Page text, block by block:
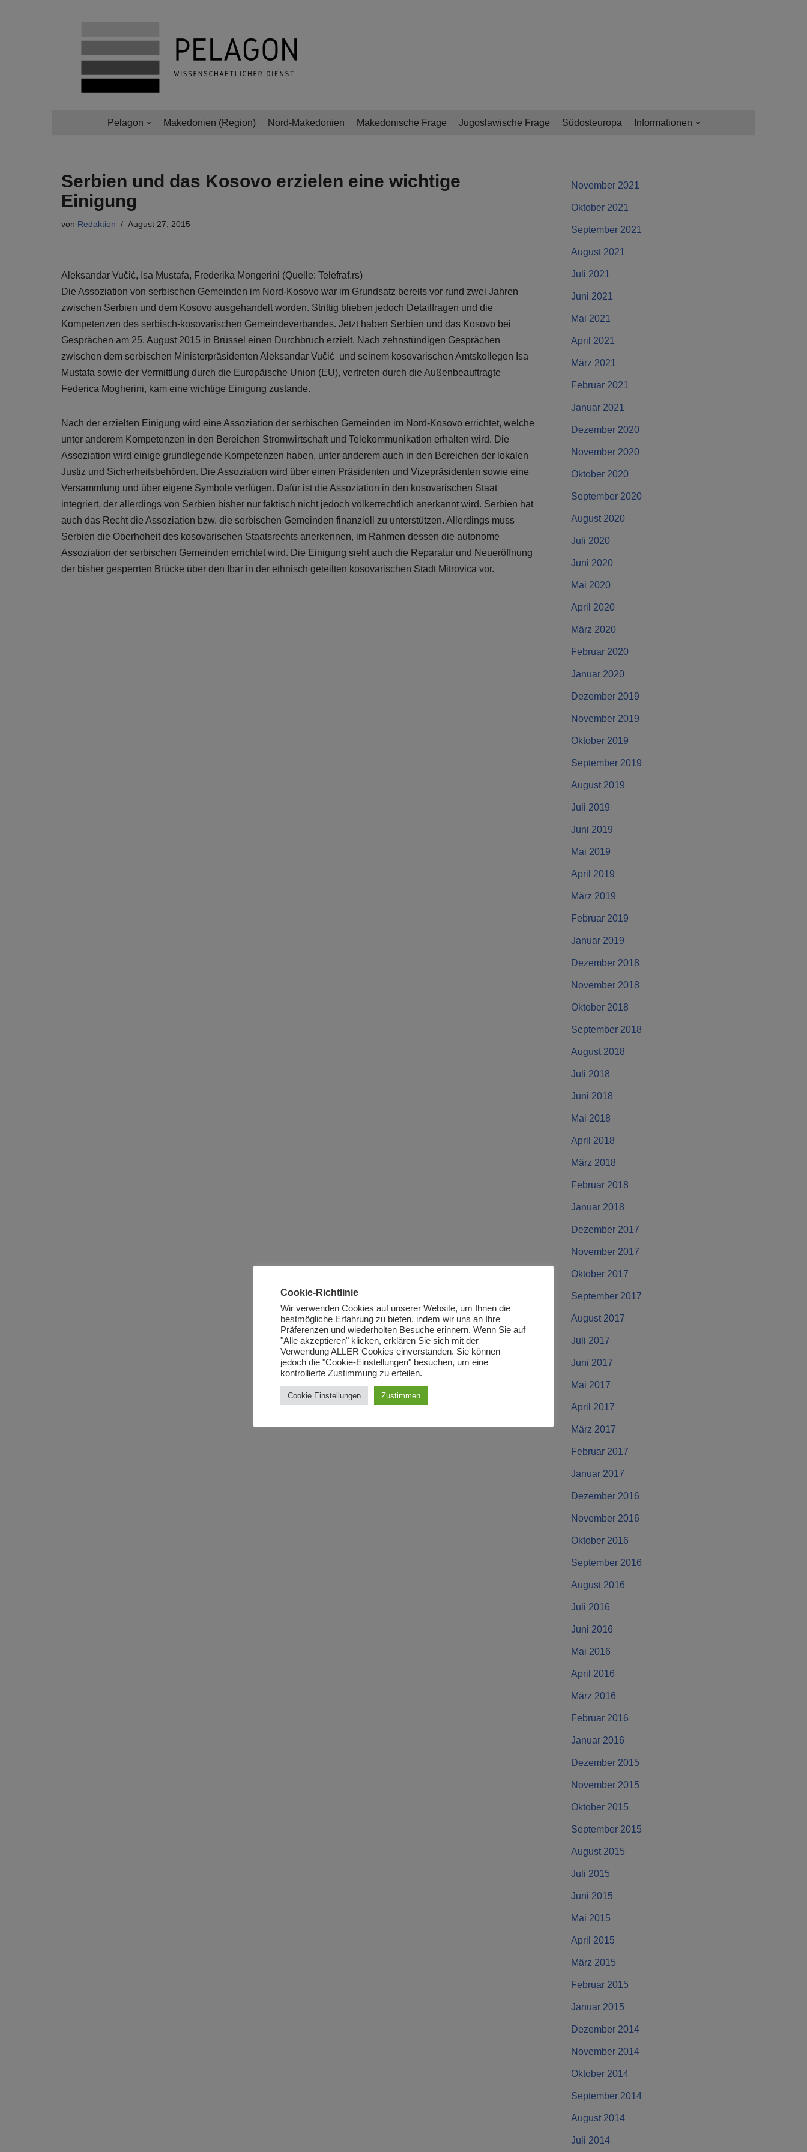
Pelagon Makedonien (Region) Nord-Makedonien Makedonische Frage Jugoslawische Frage Südosteuropa Informationen
Serbien und das Kosovo erzielen eine wichtige
Einigung
von Redaktion August 27, 2015
Aleksandar Vučić, Isa Mustafa, Frederika Mongerini (Quelle: Telefraf.rs)
Die Assoziation von serbischen Gemeinden im Nord-Kosovo war im Grundsatz bereits vor rund zwei Jahren
zwischen Serbien und dem Kosovo ausgehandelt worden. Strittig blieben jedoch Detailfragen und die
Kompetenzen des serbisch-kosovarischen Gemeindeverbandes. Jetzt haben Serbien und das Kosovo bei
Gesprächen am 25. August 2015 in Brüssel einen Durchbruch erzielt. Nach zehnstündigen Gesprächen
zwischen dem serbischen Ministerpräsidenten Aleksandar Vučić und seinem kosovarischen Amtskollegen Isa
Mustafa sowie der Vermittlung durch die Europäische Union (EU), vertreten durch die Außenbeauftragte
Federica Mogherini, kam eine wichtige Einigung zustande.
Nach der erzielten Einigung wird eine Assoziation der serbischen Gemeinden im Nord-Kosovo errichtet, welche
unter anderem Kompetenzen in den Bereichen Stromwirtschaft und Telekommunikation erhalten wird. Die
Assoziation wird einige grundlegende Kompetenzen haben, unter anderem auch in den Bereichen der lokalen
Justiz und Sicherheitsbehörden. Die Assoziation wird über einen Präsidenten und Vizepräsidenten sowie eine
Versammlung und über eigene Symbole verfügen. Dafür ist die Assoziation in den kosovarischen Staat
integriert, der allerdings von Serbien bisher nur faktisch nicht jedoch völkerrechtlich anerkannt wird. Serbien hat
auch das Recht die Assoziation bzw. die serbischen Gemeinden finanziell zu unterstützen. Allerdings muss
Serbien die Oberhoheit des kosovarischen Staatsrechts anerkennen, im Rahmen dessen die autonome
Assoziation der serbischen Gemeinden errichtet wird. Die Einigung sieht auch die Reparatur und Neueröffnung
der bisher gesperrten Brücke über den Ibar in der ethnisch geteilten kosovarischen Stadt Mitrovica vor.
November 2021
Oktober 2021
September 2021
August 2021
Juli 2021
Juni 2021
Mai 2021
April 2021
März 2021
Februar 2021
Januar 2021
Dezember 2020
November 2020
Oktober 2020
September 2020
August 2020
Juli 2020
Juni 2020
Mai 2020
April 2020
März 2020
Februar 2020
Januar 2020
Dezember 2019
November 2019
Oktober 2019
September 2019
August 2019
Juli 2019
Juni 2019
Mai 2019
April 2019
März 2019
Februar 2019
Januar 2019
Dezember 2018
November 2018
Oktober 2018
September 2018
August 2018
Juli 2018
Juni 2018
Mai 2018
April 2018
März 2018
Februar 2018
Januar 2018
Dezember 2017
November 2017
Oktober 2017
September 2017
August 2017
Juli 2017
Juni 2017
Mai 2017
April 2017
März 2017
Februar 2017
Januar 2017
Dezember 2016
November 2016
Oktober 2016
September 2016
August 2016
Juli 2016
Juni 2016
Mai 2016
April 2016
März 2016
Februar 2016
Januar 2016
Dezember 2015
November 2015
Oktober 2015
September 2015
August 2015
Juli 2015
Juni 2015
Mai 2015
April 2015
März 2015
Februar 2015
Januar 2015
Dezember 2014
November 2014
Oktober 2014
September 2014
August 2014
Juli 2014
Cookie-Richtlinie
Wir verwenden Cookies auf unserer Website, um Ihnen die
bestmögliche Erfahrung zu bieten, indem wir uns an Ihre
Präferenzen und wiederholten Besuche erinnern. Wenn Sie auf
"Alle akzeptieren" klicken, erklären Sie sich mit der
Verwendung ALLER Cookies einverstanden. Sie können
jedoch die "Cookie-Einstellungen" besuchen, um eine
kontrollierte Zustimmung zu erteilen.
Cookie Einstellungen Zustimmen